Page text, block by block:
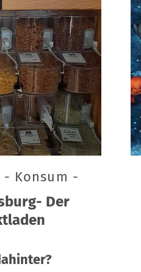
Konsum -
Der